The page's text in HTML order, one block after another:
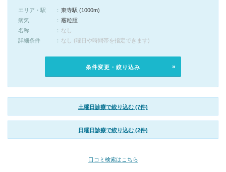
エリア・駅
東寺駅 (1000m)
病気
霰粒腫
名称
なし
詳細条件
なし (曜日や時間帯を指定できます)
条件変更・絞り込み
土曜日診療で絞り込む (7件)
日曜日診療で絞り込む (2件)
口コミ検索はこちら